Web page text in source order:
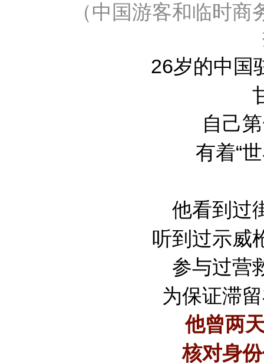
（中国游客和临时
26岁的中国
自己
有着“
他看到过
听到过示威
参与过营
为保证滞
他曾两
核对身